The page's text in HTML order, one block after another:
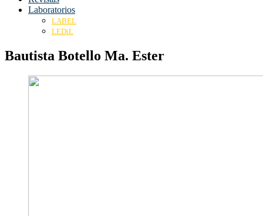
Laboratorios
LABEL
LEDiL
Bautista Botello Ma. Ester